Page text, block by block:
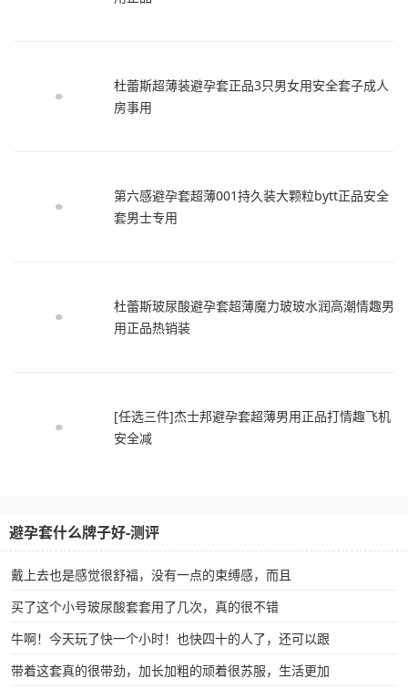
杜蕾斯超薄装避孕套正品3只男女用安全套子成人
房事用
第六感避孕套超薄001持久装大颗粒bytt正品安全
套男士专用
杜蕾斯玻尿酸避孕套超薄魔力玻玻水润高潮情趣男
用正品热销装
[任选三件]杰士邦避孕套超薄男用正品打情趣飞机
安全减
避孕套什么牌子好-测评
戴上去也是感觉很舒福，没有一点的束缚感，而且
买了这个小号玻尿酸套套用了几次，真的很不错
牛啊！今天玩了快一个小时！也快四十的人了，还可以跟
带着这套真的很带劲，加长加粗的顽着很苏服，生活更加